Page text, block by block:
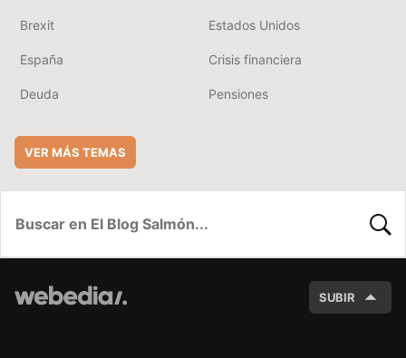
Brexit Estados Unidos
España Crisis financiera
Deuda Pensiones
VER MÁS TEMAS
SUBIR